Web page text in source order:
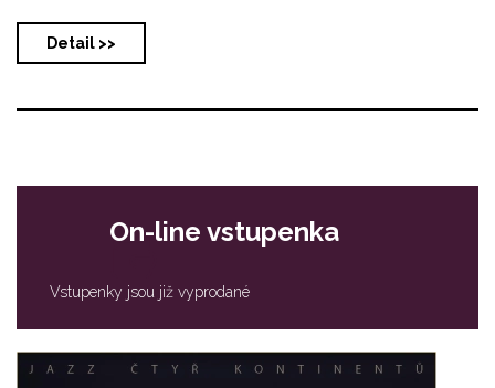
Detail >>
On-line vstupenka
Vstupenky jsou již vyprodané